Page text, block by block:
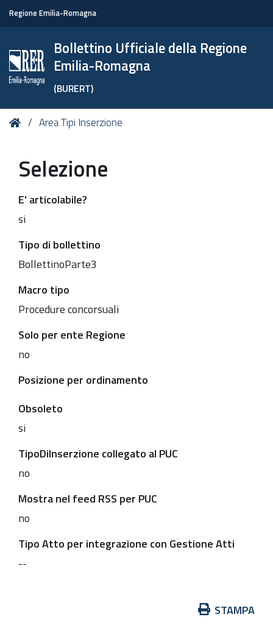
Regione Emilia-Romagna
Bollettino Ufficiale della Regione
Emilia-Romagna
(BURERT)
Tu HomeArea Tipi Inserzione
Selezione
E' articolabile?
si
Tipo di bollettino
BollettinoParte3
Macro tipo
Procedure concorsuali
Solo per ente Regione
no
Posizione per ordinamento
Obsoleto
si
TipoDiInserzione collegato al PUC
no
Mostra nel feed RSS per PUC
no
Tipo Atto per integrazione con Gestione Atti
--
STAMPA